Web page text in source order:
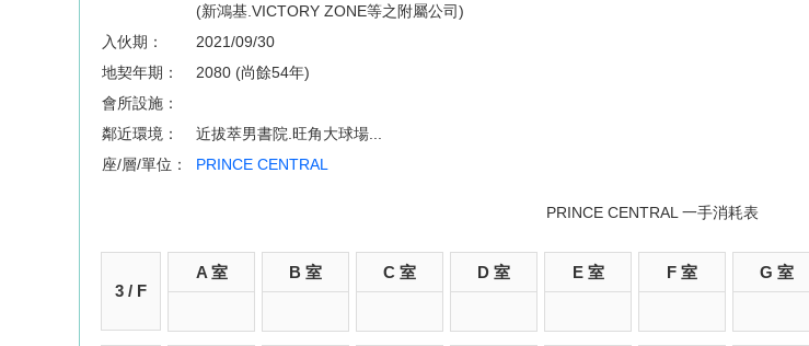
(新鴻基.VICTORY ZONE等之附屬公司)
入伙期：
2021/09/30
地契年期：
2080 (尚餘54年)
會所設施：
鄰近環境：
近拔萃男書院.旺角大球場...
座/層/單位：
PRINCE CENTRAL
PRINCE CENTRAL 一手消耗表
3 / F
A 室 B 室 C 室 D 室 E 室 F 室 G 室